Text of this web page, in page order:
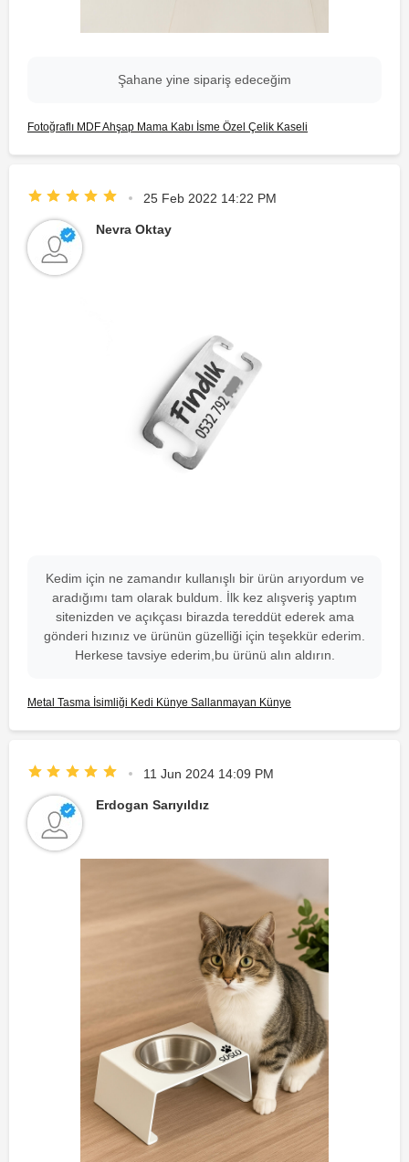
Şahane yine sipariş edeceğim
Fotoğraflı MDF Ahşap Mama Kabı İsme Özel Çelik Kaseli
25 Feb 2022 14:22 PM
Nevra Oktay
Kedim için ne zamandır kullanışlı bir ürün arıyordum ve
aradığımı tam olarak buldum. İlk kez alışveriş yaptım
sitenizden ve açıkçası birazda tereddüt ederek ama
gönderi hızınız ve ürünün güzelliği için teşekkür ederim.
Herkese tavsiye ederim,bu ürünü alın aldırın.
Metal Tasma İsimliği Kedi Künye Sallanmayan Künye
11 Jun 2024 14:09 PM
Erdogan Sarıyıldız